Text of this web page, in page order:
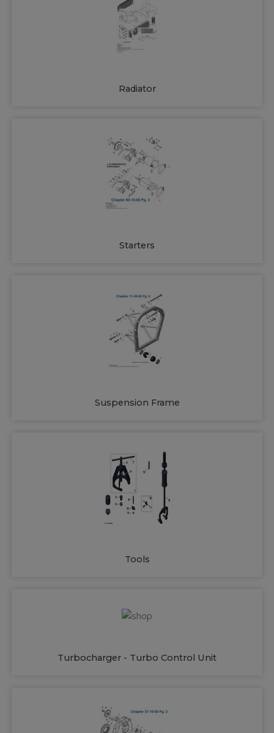
Radiator
Starters
Suspension Frame
Tools
Turbocharger - Turbo Control Unit